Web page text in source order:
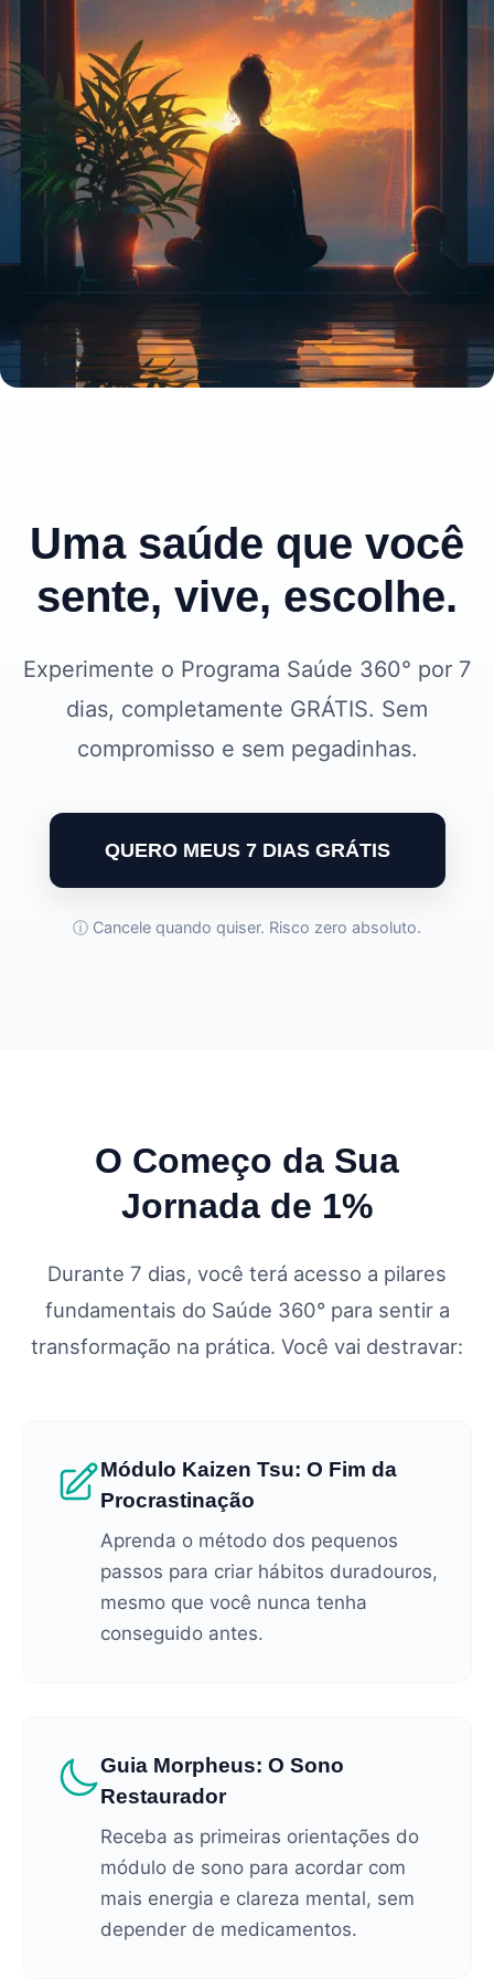
Uma saúde que você
sente, vive, escolhe.
Experimente o Programa Saúde 360° por 7
dias, completamente GRÁTIS. Sem
compromisso e sem pegadinhas.
QUERO MEUS 7 DIAS GRÁTIS
ⓘ Cancele quando quiser. Risco zero absoluto.
O Começo da Sua
Jornada de 1%
Durante 7 dias, você terá acesso a pilares
fundamentais do Saúde 360° para sentir a
transformação na prática. Você vai destravar:
Módulo Kaizen Tsu: O Fim da
Procrastinação
Aprenda o método dos pequenos
passos para criar hábitos duradouros,
mesmo que você nunca tenha
conseguido antes.
Guia Morpheus: O Sono
Restaurador
Receba as primeiras orientações do
módulo de sono para acordar com
mais energia e clareza mental, sem
depender de medicamentos.